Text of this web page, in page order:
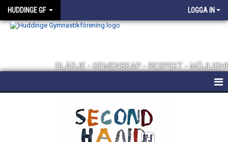
HUDDINGE GF LOGGA IN
GLÄDJE - GEMENSKAP - RESPEKT -